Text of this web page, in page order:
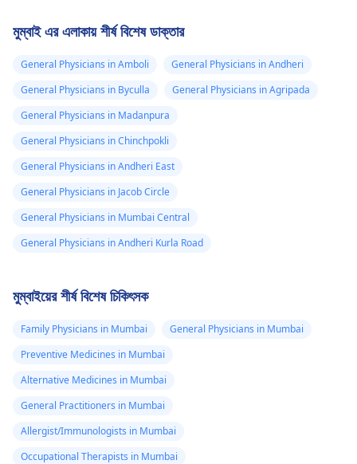
মুম্বাই এর এলাকায় শীর্ষ বিশেষ ডাক্তার
General Physicians in Amboli
General Physicians in Andheri
General Physicians in Byculla
General Physicians in Agripada
General Physicians in Madanpura
General Physicians in Chinchpokli
General Physicians in Andheri East
General Physicians in Jacob Circle
General Physicians in Mumbai Central
General Physicians in Andheri Kurla Road
মুম্বাইয়ের শীর্ষ বিশেষ চিকিৎসক
Family Physicians in Mumbai
General Physicians in Mumbai
Preventive Medicines in Mumbai
Alternative Medicines in Mumbai
General Practitioners in Mumbai
Allergist/Immunologists in Mumbai
Occupational Therapists in Mumbai